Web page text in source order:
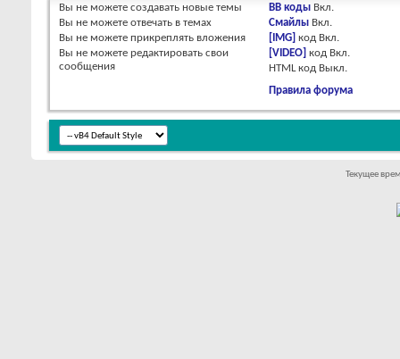
Вы не можете создавать новые темы
Вы не можете отвечать в темах
Вы не можете прикреплять вложения
Вы не можете редактировать свои
сообщения
BB коды Вкл.
Смайлы Вкл.
[IMG] код Вкл.
[VIDEO] код Вкл.
HTML код Выкл.
Правила форума
Текущее